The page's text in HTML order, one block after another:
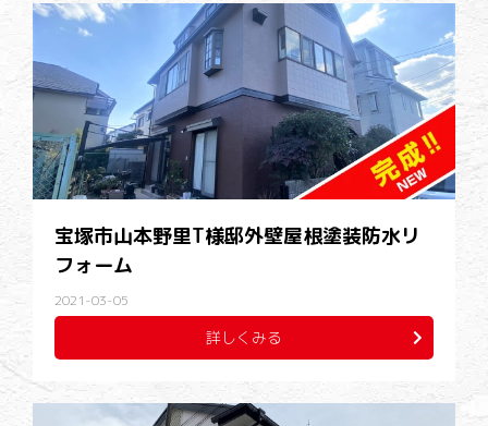
宝塚市山本野里T様邸外壁屋根塗装防水リ
フォーム
2021-03-05
詳しくみる